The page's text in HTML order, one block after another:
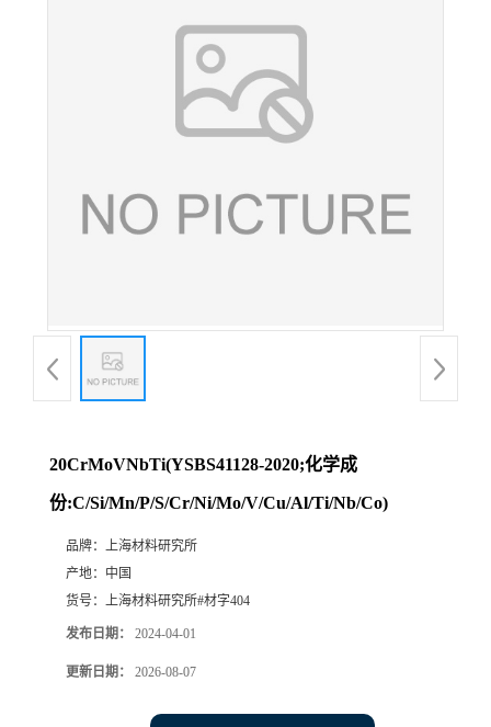
20CrMoVNbTi(YSBS41128-2020;化学成
份:C/Si/Mn/P/S/Cr/Ni/Mo/V/Cu/Al/Ti/Nb/Co)
品牌： 上海材料研究所
产地： 中国
货号： 上海材料研究所#材字404
发布日期： 2024-04-01
更新日期： 2026-08-07